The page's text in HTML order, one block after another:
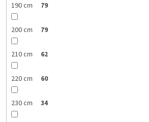
190 cm 79
200 cm 79
210 cm 62
220 cm 60
230 cm 34